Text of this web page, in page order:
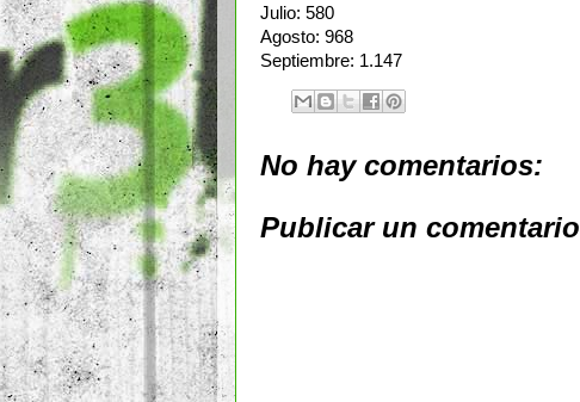
Julio: 580
Agosto: 968
Septiembre: 1.147
No hay comentarios:
Publicar un comentario